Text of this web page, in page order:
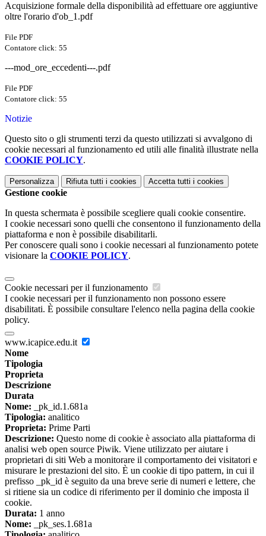
Acquisizione formale della disponibilità ad effettuare ore aggiuntive
oltre l'orario d'ob_1.pdf
File PDF
Contatore click: 55
---mod_ore_eccedenti---.pdf
File PDF
Contatore click: 55
Notizie
Questo sito o gli strumenti terzi da questo utilizzati si avvalgono di
cookie necessari al funzionamento ed utili alle finalità illustrate nella
COOKIE POLICY.
Personalizza Rifiuta tutti i cookies Accetta tutti i cookies
Gestione cookie
In questa schermata è possibile scegliere quali cookie consentire.
I cookie necessari sono quelli che consentono il funzionamento della
piattaforma e non è possibile disabilitarli.
Per conoscere quali sono i cookie necessari al funzionamento potete
visionare la COOKIE POLICY.
Cookie necessari per il funzionamento
I cookie necessari per il funzionamento non possono essere
disabilitati. È possibile consultare l'elenco nella pagina della cookie
policy.
www.icapice.edu.it
Nome
Tipologia
Proprieta
Descrizione
Durata
Nome: _pk_id.1.681a
Tipologia: analitico
Proprieta: Prime Parti
Descrizione: Questo nome di cookie è associato alla piattaforma di
analisi web open source Piwik. Viene utilizzato per aiutare i
proprietari di siti Web a monitorare il comportamento dei visitatori e
misurare le prestazioni del sito. È un cookie di tipo pattern, in cui il
prefisso _pk_id è seguito da una breve serie di numeri e lettere, che
si ritiene sia un codice di riferimento per il dominio che imposta il
cookie.
Durata: 1 anno
Nome: _pk_ses.1.681a